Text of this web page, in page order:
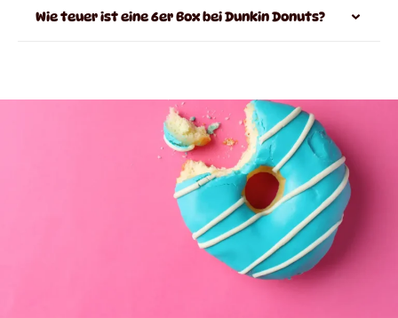
Wie teuer ist eine 6er Box bei Dunkin Donuts?